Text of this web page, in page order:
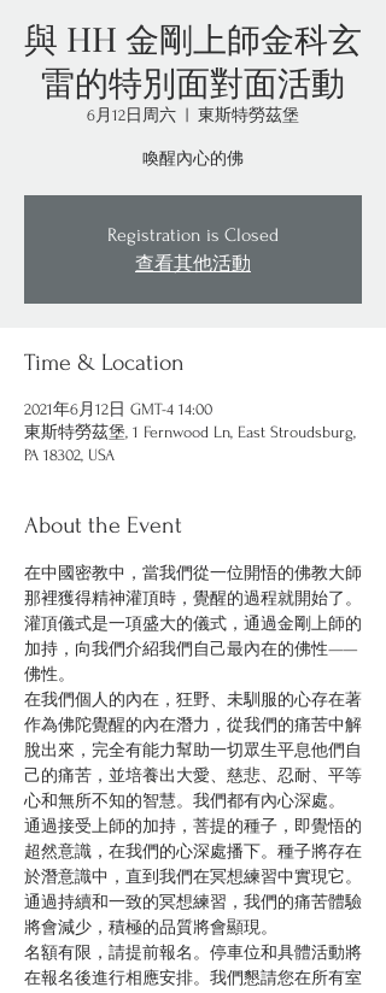
與 HH 金剛上師金科玄
雷的特別面對面活動
6月12日周六 東斯特勞茲堡
喚醒內心的佛
Registration is Closed
查看其他活動
Time & Location
2021年6月12日 GMT-4 14:00
東斯特勞茲堡, 1 Fernwood Ln, East Stroudsburg,
PA 18302, USA
About the Event
在中國密教中，當我們從一位開悟的佛教大師
那裡獲得精神灌頂時，覺醒的過程就開始了。
灌頂儀式是一項盛大的儀式，通過金剛上師的
加持，向我們介紹我們自己最內在的佛性——
佛性。
在我們個人的內在，狂野、未馴服的心存在著
作為佛陀覺醒的內在潛力，從我們的痛苦中解
脫出來，完全有能力幫助一切眾生平息他們自
己的痛苦，並培養出大愛、慈悲、忍耐、平等
心和無所不知的智慧。我們都有內心深處。
通過接受上師的加持，菩提的種子，即覺悟的
超然意識，在我們的心深處播下。種子將存在
於潛意識中，直到我們在冥想練習中實現它。
通過持續和一致的冥想練習，我們的痛苦體驗
將會減少，積極的品質將會顯現。
名額有限，請提前報名。停車位和具體活動將
在報名後進行相應安排。我們懇請您在所有室